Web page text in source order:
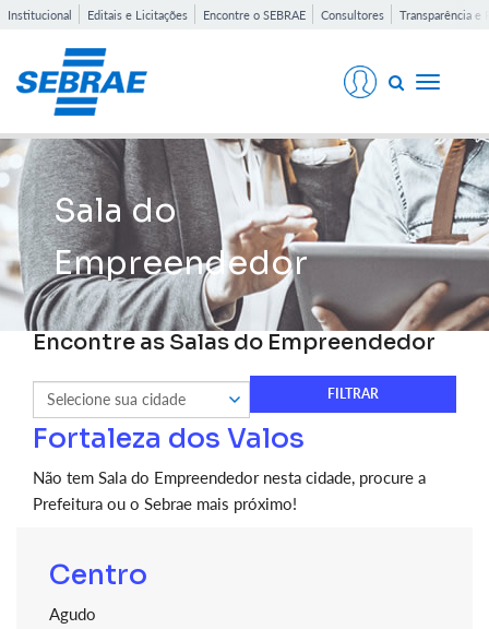
Institucional Editais e Licitações Encontre o SEBRAE Consultores Transparência e
Toggle
Sala do
Empreendedor
Encontre as Salas do Empreendedor
Fortaleza dos Valos
Não tem Sala do Empreendedor nesta cidade, procure a
Prefeitura ou o Sebrae mais próximo!
Centro
Agudo